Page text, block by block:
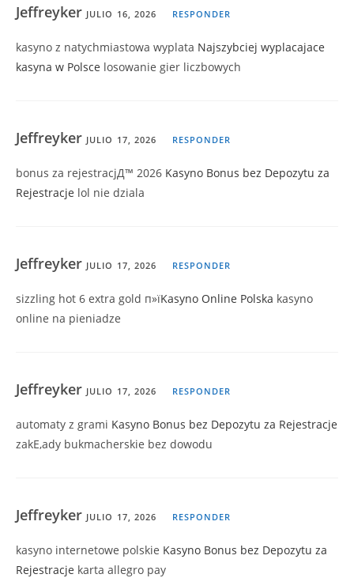
Jeffreyker JULIO 16, 2026 RESPONDER
kasyno z natychmiastowa wyplata Najszybciej wyplacajace
kasyna w Polsce losowanie gier liczbowych
Jeffreyker JULIO 17, 2026 RESPONDER
bonus za rejestracjД™ 2026 Kasyno Bonus bez Depozytu za
Rejestracje lol nie dziala
Jeffreyker JULIO 17, 2026 RESPONDER
sizzling hot 6 extra gold п»їKasyno Online Polska kasyno
online na pieniadze
Jeffreyker JULIO 17, 2026 RESPONDER
automaty z grami Kasyno Bonus bez Depozytu za Rejestracje
zakЕ‚ady bukmacherskie bez dowodu
Jeffreyker JULIO 17, 2026 RESPONDER
kasyno internetowe polskie Kasyno Bonus bez Depozytu za
Rejestracje karta allegro pay